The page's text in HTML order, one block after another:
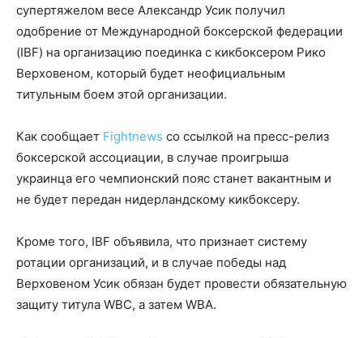
супертяжелом весе Александр Усик получил
одобрение от Международной боксерской федерации
(IBF) на организацию поединка с кикбоксером Рико
Верховеном, который будет неофициальным
титульным боем этой организации.
Как сообщает Fightnews со ссылкой на пресс-релиз
боксерской ассоциации, в случае проигрыша
украинца его чемпионский пояс станет вакантным и
не будет передан нидерландскому кикбоксеру.
Кроме того, IBF объявила, что признает систему
ротации организаций, и в случае победы над
Верховеном Усик обязан будет провести обязательную
защиту титула WBC, а затем WBA.